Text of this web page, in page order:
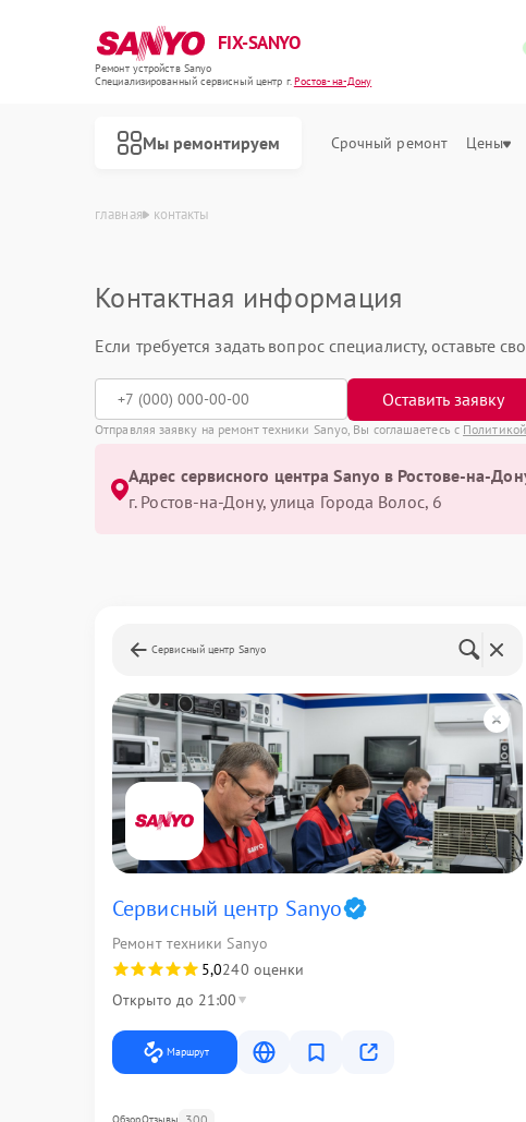
FIX-SANYO
Ремонт устройств Sanyo
Специализированный cервисный центр г.Ростов-на-Дону
Мы ремонтируем Срочный ремонт Цены
главная контакты
Контактная информация
Если требуется задать вопрос специалисту,
Оставить заявку
Отправляя заявку на ремонт техники Sanyo, Вы соглашаетесь с
Адрес сервисного центра Sanyo в Ростове-на-
г. Ростов-на-Дону, улица Города Волос, 6
Сервисный центр Sanyo
Сервисный центр Sanyo
Ремонт техники Sanyo
5,0240 оценки
Открыто до 21:00
Маршрут